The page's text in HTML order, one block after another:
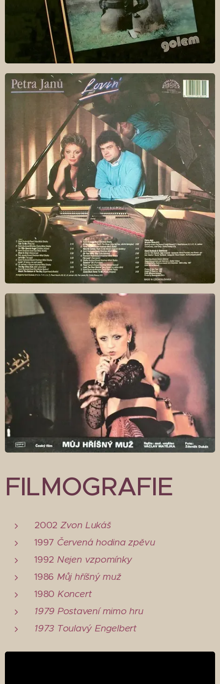
FILMOGRAFIE
2002 Zvon Lukáš
1997 Červená hodina zpěvu
1992 Nejen vzpomínky
1986 Můj hříšný muž
1980 Koncert
1979 Postavení mimo hru
1973 Toulavý Engelbert